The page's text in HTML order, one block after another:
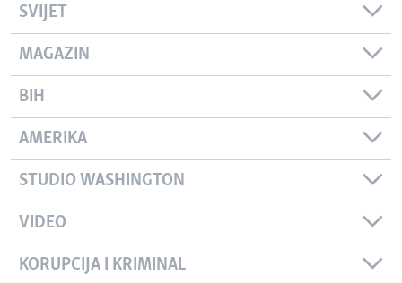
SVIJET
MAGAZIN
BIH
AMERIKA
STUDIO WASHINGTON
VIDEO
KORUPCIJA I KRIMINAL